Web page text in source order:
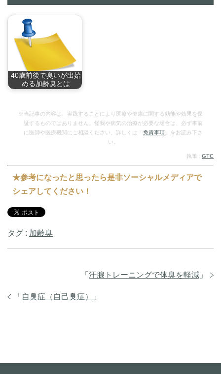
40歳前後で臭いが出始
める加齢臭とは
※当記事の内容は、実践することにより医療や健康に関する効能や効果を保
証するものではありません。怪我や病気の治療が必要な場合は、必ず事前
に医師や医療機関にご相談ください。詳しくは「 免責事項 」をお読み下さ
い。
執筆 : GTC
★参考になったと思ったら是非ソーシャルメディアで
シェアしてください！
タグ : 加齢臭
「 汗腺トレーニングで体臭を軽減 」
「 自臭症（自己臭症） 」